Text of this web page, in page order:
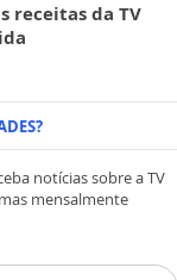
receitas da TV
notícias sobre a TV
mensalmente